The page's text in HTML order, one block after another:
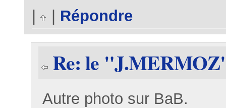
Répondre
Re: le
Autre photo sur BaB.